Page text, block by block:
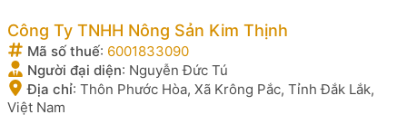
Công Ty TNHH Nông Sản Kim Thịnh
Mã số thuế: 6001833090
Người đại diện: Nguyễn Đức Tú
Địa chỉ: Thôn Phước Hòa, Xã Krông Pắc, Tỉnh Đắk Lắk,
Việt Nam